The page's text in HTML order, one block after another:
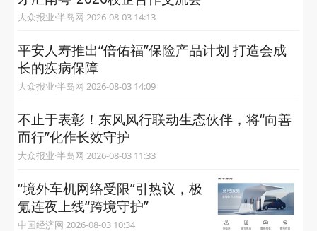
大美贾悦 2026-08-06 10:53
平安产险青岛分公司以案说险：警惕“代理退
保”陷阱，守护保险权益
大众报业·半岛网 2026-08-05 13:22
单日瞬时负荷达149.3万千瓦 胶
州电网负荷创历史新高
大众报业·半岛网 2026-08-04 10:37
42所高校代表齐聚平安！中国平安举办“百万英
才汇南粤”2026校企合作交流会
大众报业·半岛网 2026-08-03 14:13